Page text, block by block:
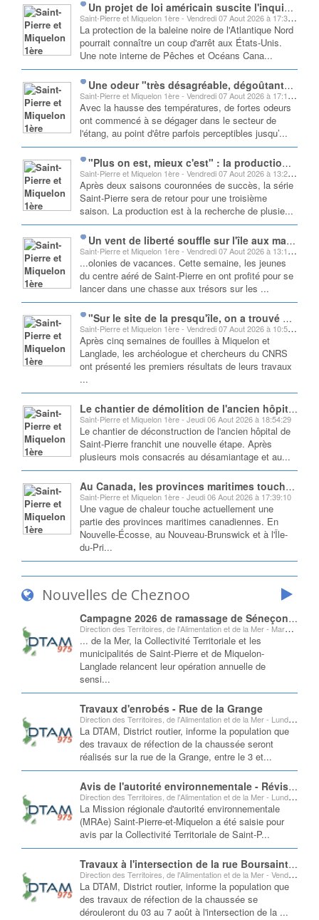
Un projet de loi américain suscite l'inquiétude sur l'avenir de la baleine noire, déjà menacée d'extinction
Saint-Pierre et Miquelon 1ère - Vendredi 07 Aout 2026 à 17:39:46
La protection de la baleine noire de l'Atlantique Nord
pourrait connaître un coup d'arrêt aux États-Unis.
Une note interne de Pêches et Océans Cana...
Une odeur "très désagréable, dégoûtante et insupportable" s'empare des environs de l'étang Boulot
Saint-Pierre et Miquelon 1ère - Vendredi 07 Aout 2026 à 17:15:43
Avec la hausse des températures, de fortes odeurs
ont commencé à se dégager dans le secteur de
l'étang, au point d'être parfois perceptibles jusqu’...
"Plus on est, mieux c'est" : la production de la série "Saint-Pierre" lance un appel aux figurants pour le tournage de la troisième saison
Saint-Pierre et Miquelon 1ère - Vendredi 07 Aout 2026 à 13:23:08
Après deux saisons couronnées de succès, la série
Saint-Pierre sera de retour pour une troisième
saison. La production est à la recherche de plusie...
Un vent de liberté souffle sur l'île aux marins pour les jeunes de la colonie de vacances
Saint-Pierre et Miquelon 1ère - Vendredi 07 Aout 2026 à 13:18:23
...olonies de vacances. Cette semaine, les jeunes
du centre aéré de Saint-Pierre en ont profité pour se
lancer dans une chasse aux trésors sur les ...
"Sur le site de la presqu'île, on a trouvé 150 pièces sur la plage" : première présentation après cinq semaines de fouilles archéologiques
Saint-Pierre et Miquelon 1ère - Vendredi 07 Aout 2026 à 10:56:19
Après cinq semaines de fouilles à Miquelon et
Langlade, les archéologue et chercheurs du CNRS
ont présenté les premiers résultats de leurs travaux
...
Le chantier de démolition de l'ancien hôpital de Saint-Pierre franchit une étape symbolique
Saint-Pierre et Miquelon 1ère - Jeudi 06 Aout 2026 à 18:54:29
Le chantier de déconstruction de l'ancien hôpital de
Saint-Pierre franchit une nouvelle étape. Après
plusieurs mois consacrés au désamiantage et au...
Au Canada, les provinces maritimes touchées par une vague de chaleur exceptionnelle
Saint-Pierre et Miquelon 1ère - Jeudi 06 Aout 2026 à 17:39:10
Une vague de chaleur touche actuellement une
partie des provinces maritimes canadiennes. En
Nouvelle-Écosse, au Nouveau-Brunswick et à l'Île-
du-Pri...
Nouvelles de Cheznoo
Campagne 2026 de ramassage de Séneçon Jacobée
Direction des Territoires, de l'Alimentation et de la Mer - Mardi 04 Aout 2026 à 11:34:40
... de la Mer, la Collectivité Territoriale et les
municipalités de Saint-Pierre et de Miquelon-
Langlade relancent leur opération annuelle de
sensi...
Travaux d'enrobés - Rue de la Grange
Direction des Territoires, de l'Alimentation et de la Mer - Lundi 03 Aout 2026 à 12:54:22
La DTAM, District routier, informe la population que
des travaux de réfection de la chaussée seront
réalisés sur la rue de la Grange, entre le 3 et...
Avis de l'autorité environnementale - Révision du STAU n°2 et phase 2 du projet de re-territorialisation du village de Miquelon
Direction des Territoires, de l'Alimentation et de la Mer - Lundi 03 Aout 2026 à 12:05:43
La Mission régionale d'autorité environnementale
(MRAe) Saint-Pierre-et-Miquelon a été saisie pour
avis par la Collectivité Territoriale de Saint-P...
Travaux à l'intersection de la rue Boursaint et de la rue Abbé Pierre Gervain
Direction des Territoires, de l'Alimentation et de la Mer - Vendredi 31 Juillet 2026 à 17:35:37
La DTAM, District routier, informe la population que
des travaux de réfection de la chaussée se
dérouleront du 03 au 7 août à l'intersection de la ...